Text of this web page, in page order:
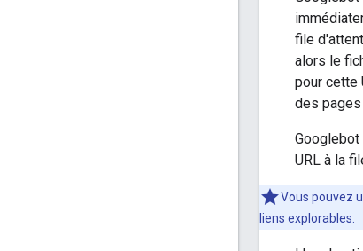
file
alors le
pour cette
des
URL à la
Vous pouvez
liens explorables